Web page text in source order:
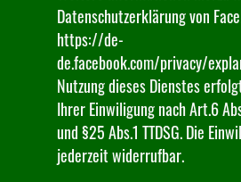
Datenschutzerklärung von
https://de-
de.facebook.com/privacy/
Nutzung dieses Dienstes
Ihrer Einwiligung nach Art.6
und §25 Abs.1 TTDSG. Die
jederzeit widerrufbar.